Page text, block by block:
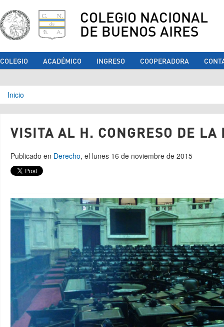
COLEGIO NACIONAL
DE BUENOS AIRES
COLEGIO ACADÉMICO INGRESO COOPERADORA
Se encuentra usted aquí
Inicio
VISITA AL H. CONGRESO DE LA
Publicado en Derecho, el lunes 16 de noviembre de 2015